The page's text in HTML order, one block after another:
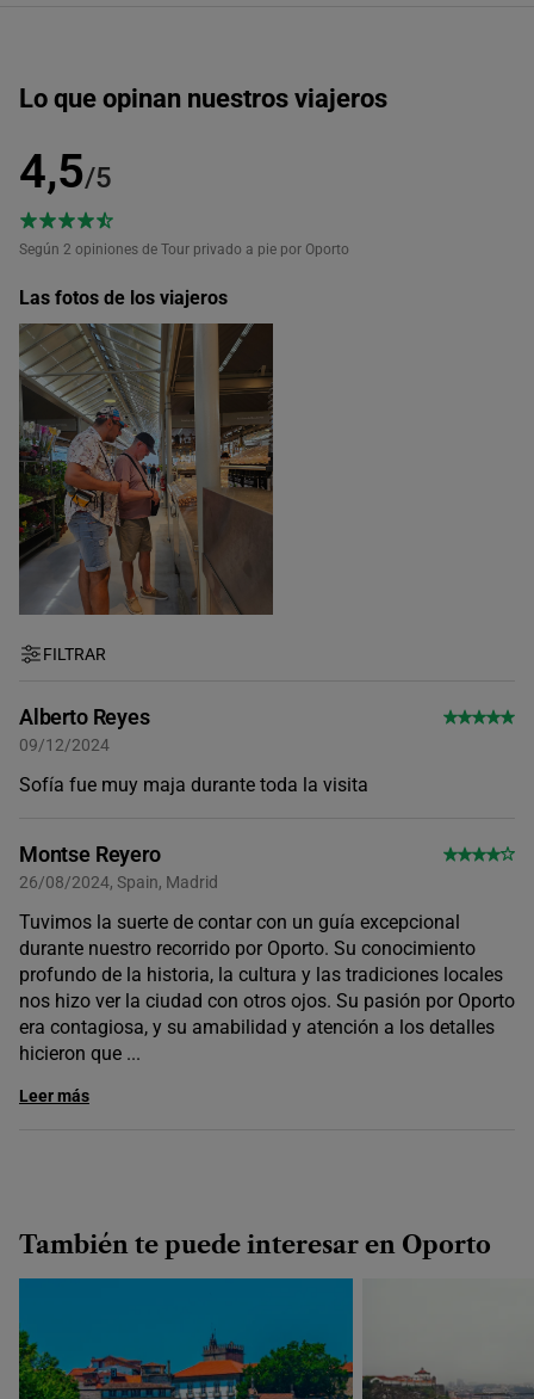
Horas disponibles (11)
10:00
11:00
12:00
13:00
14:00
17:00
18:00
19:00
Lo que opinan nuestros viajeros
4,5/5
Según 2 opiniones de Tour privado a pie por Oporto
Las fotos de los viajeros
FILTRAR
Alberto Reyes
09/12/2024
Sofía fue muy maja durante toda la visita
Montse Reyero
26/08/2024, Spain, Madrid
Tuvimos la suerte de contar con un guía excepcional
durante nuestro recorrido por Oporto. Su conocimiento
profundo de la historia, la cultura y las tradiciones locales
nos hizo ver la ciudad con otros ojos. Su pasión por Oporto
era contagiosa, y su amabilidad y atención a los detalles
hicieron que ...
Leer más
También te puede interesar en Oporto